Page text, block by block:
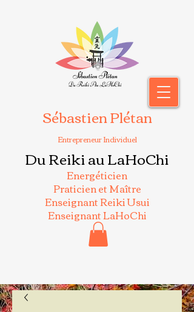
Sébastien Plétan
Entrepreneur Individuel
Du Reiki au LaHoChi
Energéticien
Praticien et Maître
Enseignant Reiki Usui
Enseignant LaHoChi